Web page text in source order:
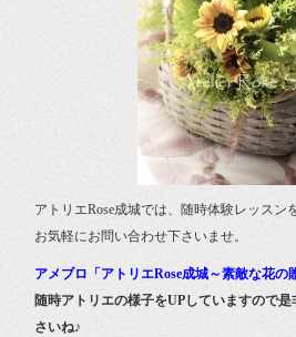
アトリエRose成城では、随時体験レッスン
お気軽にお問い合わせ下さいませ。
アメブロ「アトリエRose成城～素敵な花の
随時アトリエの様子をUPしていますので
さいね♪